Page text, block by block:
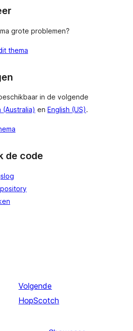
grote problemen?
thema
in de volgende
(Australia) en English (US).
de code
Volgende
HopScotch